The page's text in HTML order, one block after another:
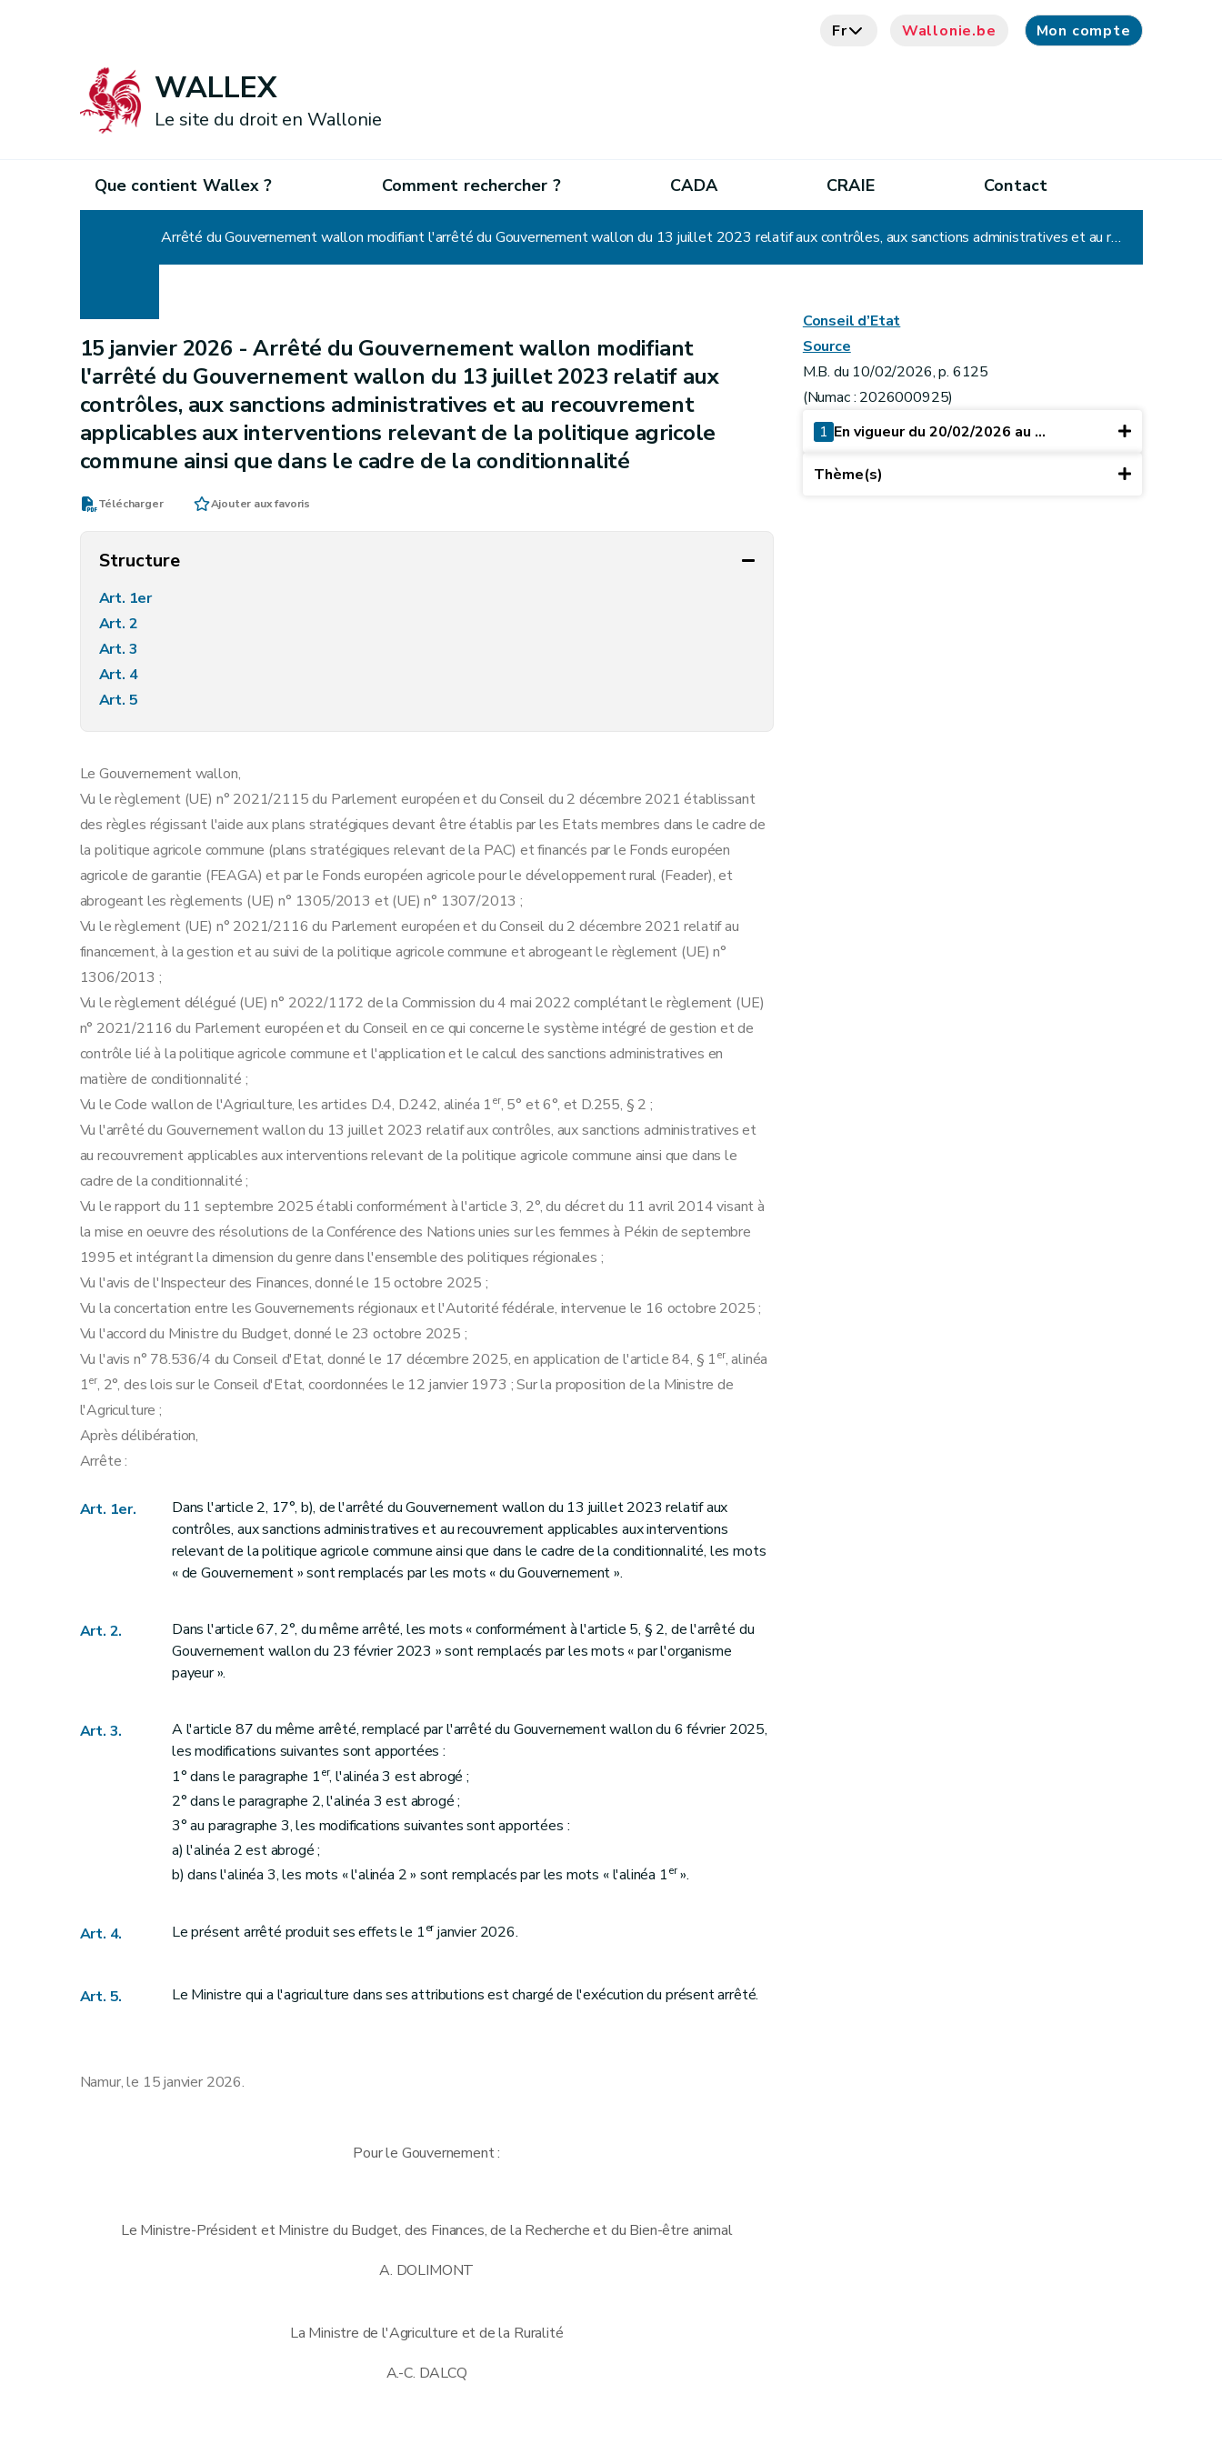
Fr Wallonie.be Mon compte
WALLEX
Le site du droit en Wallonie
Que contient Wallex ? Comment rechercher ? CADA CRAIE Contact
Arrêté du Gouvernement wallon modifiant l'arrêté du Gouvernement wallon du 13 juillet 2023 relatif aux contrôles, aux sanctions administratives et au recouvrement applicables aux interventions relevant de la politique agricole commune ainsi que dans le cadre de la conditionnalité
15 janvier 2026 -Arrêté du Gouvernement wallon modifiant
l'arrêté du Gouvernement wallon du 13 juillet 2023 relatif aux
contrôles, aux sanctions administratives et au recouvrement
applicables aux interventions relevant de la politique agricole
commune ainsi que dans le cadre de la conditionnalité
Télécharger Ajouter aux favoris
Structure
Art. 1er
Art. 2
Art. 3
Art. 4
Art. 5
Le Gouvernement wallon,
Vu le règlement (UE) n° 2021/2115 du Parlement européen et du Conseil du 2 décembre 2021 établissant
des règles régissant l'aide aux plans stratégiques devant être établis par les Etats membres dans le cadre de
la politique agricole commune (plans stratégiques relevant de la PAC) et financés par le Fonds européen
agricole de garantie (FEAGA) et par le Fonds européen agricole pour le développement rural (Feader), et
abrogeant les règlements (UE) n° 1305/2013 et (UE) n° 1307/2013 ;
Vu le règlement (UE) n° 2021/2116 du Parlement européen et du Conseil du 2 décembre 2021 relatif au
financement, à la gestion et au suivi de la politique agricole commune et abrogeant le règlement (UE) n°
1306/2013 ;
Vu le règlement délégué (UE) n° 2022/1172 de la Commission du 4 mai 2022 complétant le règlement (UE)
n° 2021/2116 du Parlement européen et du Conseil en ce qui concerne le système intégré de gestion et de
contrôle lié à la politique agricole commune et l'application et le calcul des sanctions administratives en
matière de conditionnalité ;
Vu le Code wallon de l'Agriculture, les articles D.4, D.242, alinéa 1er, 5° et 6°, et D.255, § 2 ;
Vu l'arrêté du Gouvernement wallon du 13 juillet 2023 relatif aux contrôles, aux sanctions administratives et
au recouvrement applicables aux interventions relevant de la politique agricole commune ainsi que dans le
cadre de la conditionnalité ;
Vu le rapport du 11 septembre 2025 établi conformément à l'article 3, 2°, du décret du 11 avril 2014 visant à
la mise en oeuvre des résolutions de la Conférence des Nations unies sur les femmes à Pékin de septembre
1995 et intégrant la dimension du genre dans l'ensemble des politiques régionales ;
Vu l'avis de l'Inspecteur des Finances, donné le 15 octobre 2025 ;
Vu la concertation entre les Gouvernements régionaux et l'Autorité fédérale, intervenue le 16 octobre 2025 ;
Vu l'accord du Ministre du Budget, donné le 23 octobre 2025 ;
Vu l'avis n° 78.536/4 du Conseil d'Etat, donné le 17 décembre 2025, en application de l'article 84, § 1er, alinéa
1er, 2°, des lois sur le Conseil d'Etat, coordonnées le 12 janvier 1973 ; Sur la proposition de la Ministre de
l'Agriculture ;
Après délibération,
Arrête :
Art. 1er.
Dans l'article 2, 17°, b), de l'arrêté du Gouvernement wallon du 13 juillet 2023 relatif aux
contrôles, aux sanctions administratives et au recouvrement applicables aux interventions
relevant de la politique agricole commune ainsi que dans le cadre de la conditionnalité, les mots
« de Gouvernement » sont remplacés par les mots « du Gouvernement ».
Art. 2.
Dans l'article 67, 2°, du même arrêté, les mots « conformément à l'article 5, § 2, de l'arrêté du
Gouvernement wallon du 23 février 2023 » sont remplacés par les mots « par l'organisme
payeur ».
Art. 3.
A l'article 87 du même arrêté, remplacé par l'arrêté du Gouvernement wallon du 6 février 2025,
les modifications suivantes sont apportées :
1° dans le paragraphe 1er, l'alinéa 3 est abrogé ;
2° dans le paragraphe 2, l'alinéa 3 est abrogé ;
3° au paragraphe 3, les modifications suivantes sont apportées :
a) l'alinéa 2 est abrogé ;
b) dans l'alinéa 3, les mots « l'alinéa 2 » sont remplacés par les mots « l'alinéa 1er».
Art. 4. Le présent arrêté produit ses effets le 1erjanvier 2026.
Art. 5. Le Ministre qui a l'agriculture dans ses attributions est chargé de l'exécution du présent arrêté.
Namur, le 15 janvier 2026.
Pour le Gouvernement :
Le Ministre-Président et Ministre du Budget, des Finances, de la Recherche et du Bien-être animal
A. DOLIMONT
La Ministre de l'Agriculture et de la Ruralité
A.-C. DALCQ
Conseil d’Etat
Source
M.B. du 10/02/2026, p. 6125
(Numac : 2026000925)
1 En vigueur du 20/02/2026 au ...
Thème(s)